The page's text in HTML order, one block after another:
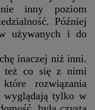
inny poziom
Później
używanych i do
inaczej niż inni.
też co się z nimi
rozwiązania
wyglądają tylko w